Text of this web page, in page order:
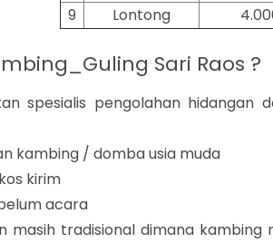
9
Lontong
Sari Raos ?
spesialis pengolahan hidangan
kambing / domba usia muda
kirim
acara
masih tradisional dimana